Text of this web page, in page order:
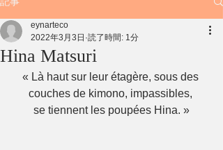
Hina Matsuri
eynarteco
2022年3月3日 読了時間: 1分
« Là haut sur leur étagère, sous des
couches de kimono, impassibles,
se tiennent les poupées Hina. »